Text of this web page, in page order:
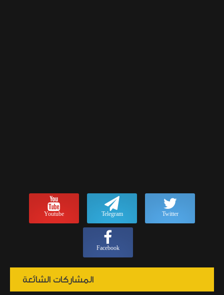
Youtube Telegram Twitter
Facebook
المشاركات الشائعة